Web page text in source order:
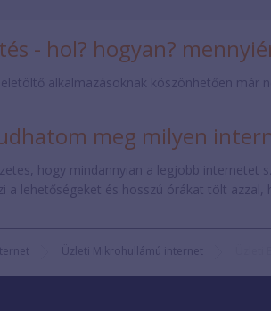
- hol? hogyan?
alkalmazásoknak köszönhetően már
meg milyen
hogy mindannyian a legjobb internetet
a lehetőségeket és hosszú órákat tölt azzal,
Üzleti Mikrohullámú internet